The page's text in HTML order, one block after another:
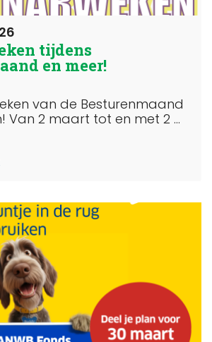
tijdens
en meer!
van de Besturenmaand
Van 2 maart tot en met 2 ...